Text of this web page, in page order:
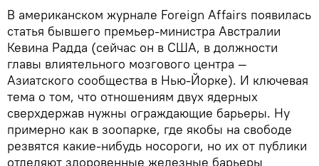
В американском журнале Foreign Affairs появилась
статья бывшего премьер-министра Австралии
Кевина Радда (сейчас он в США, в должности
главы влиятельного мозгового центра —
Азиатского сообщества в Нью-Йорке). И ключевая
тема о том, что отношениям двух ядерных
сверхдержав нужны ограждающие барьеры. Ну
примерно как в зоопарке, где якобы на свободе
резвятся какие-нибудь носороги, но их от публики
отделяют здоровенные железные барьеры